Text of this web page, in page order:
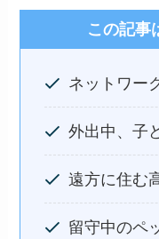
この記事
ネットワー
外出中、子
遠方に住む
留守中のペ